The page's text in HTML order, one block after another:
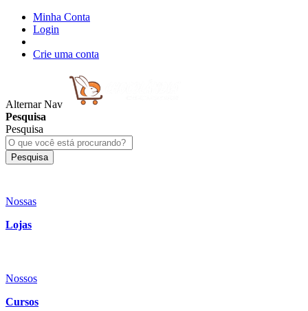
Minha Conta
Login
Crie uma conta
Alternar Nav
Pesquisa
Pesquisa
Pesquisa
Nossas
Lojas
Nossos
Cursos